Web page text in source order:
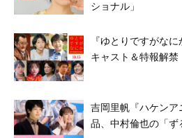
ショナル」
『ゆとりですがな
キャスト＆特報解禁
吉岡里帆『ハケン
品、中村倫也の「ず